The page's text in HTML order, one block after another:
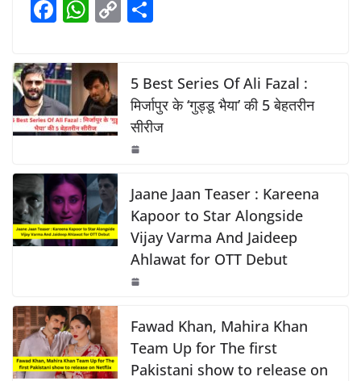
b
o
k
A
p
Li
k
F
c
e
b
o
o
k
W
at
s
A
p
p
C
y
Li
n
k
e
5 Best Series Of Ali Fazal :
मिर्जापुर के ‘गुड्डू भैया’ की 5 बेहतरीन
सीरीज
Jaane Jaan Teaser : Kareena
Kapoor to Star Alongside
Vijay Varma And Jaideep
Ahlawat for OTT Debut
Fawad Khan, Mahira Khan
Team Up for The first
Pakistani show to release on